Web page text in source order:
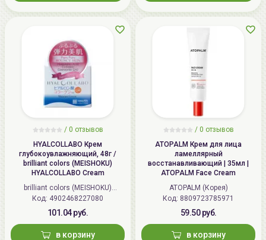
/ 0 отзывов
HYALCOLLABO Крем
глубокоувлажняющий, 48г /
brilliant colors (MEISHOKU)
HYALCOLLABO Cream
brilliant colors (MEISHOKU)
(Япония)
Код: 4902468227080
101.04 руб.
в корзину
/ 0 отзывов
ATOPALM Крем для лица
ламеллярный
восстанавливающий | 35мл |
ATOPALM Face Cream
ATOPALM (Корея)
Код: 8809723785971
59.50 руб.
в корзину